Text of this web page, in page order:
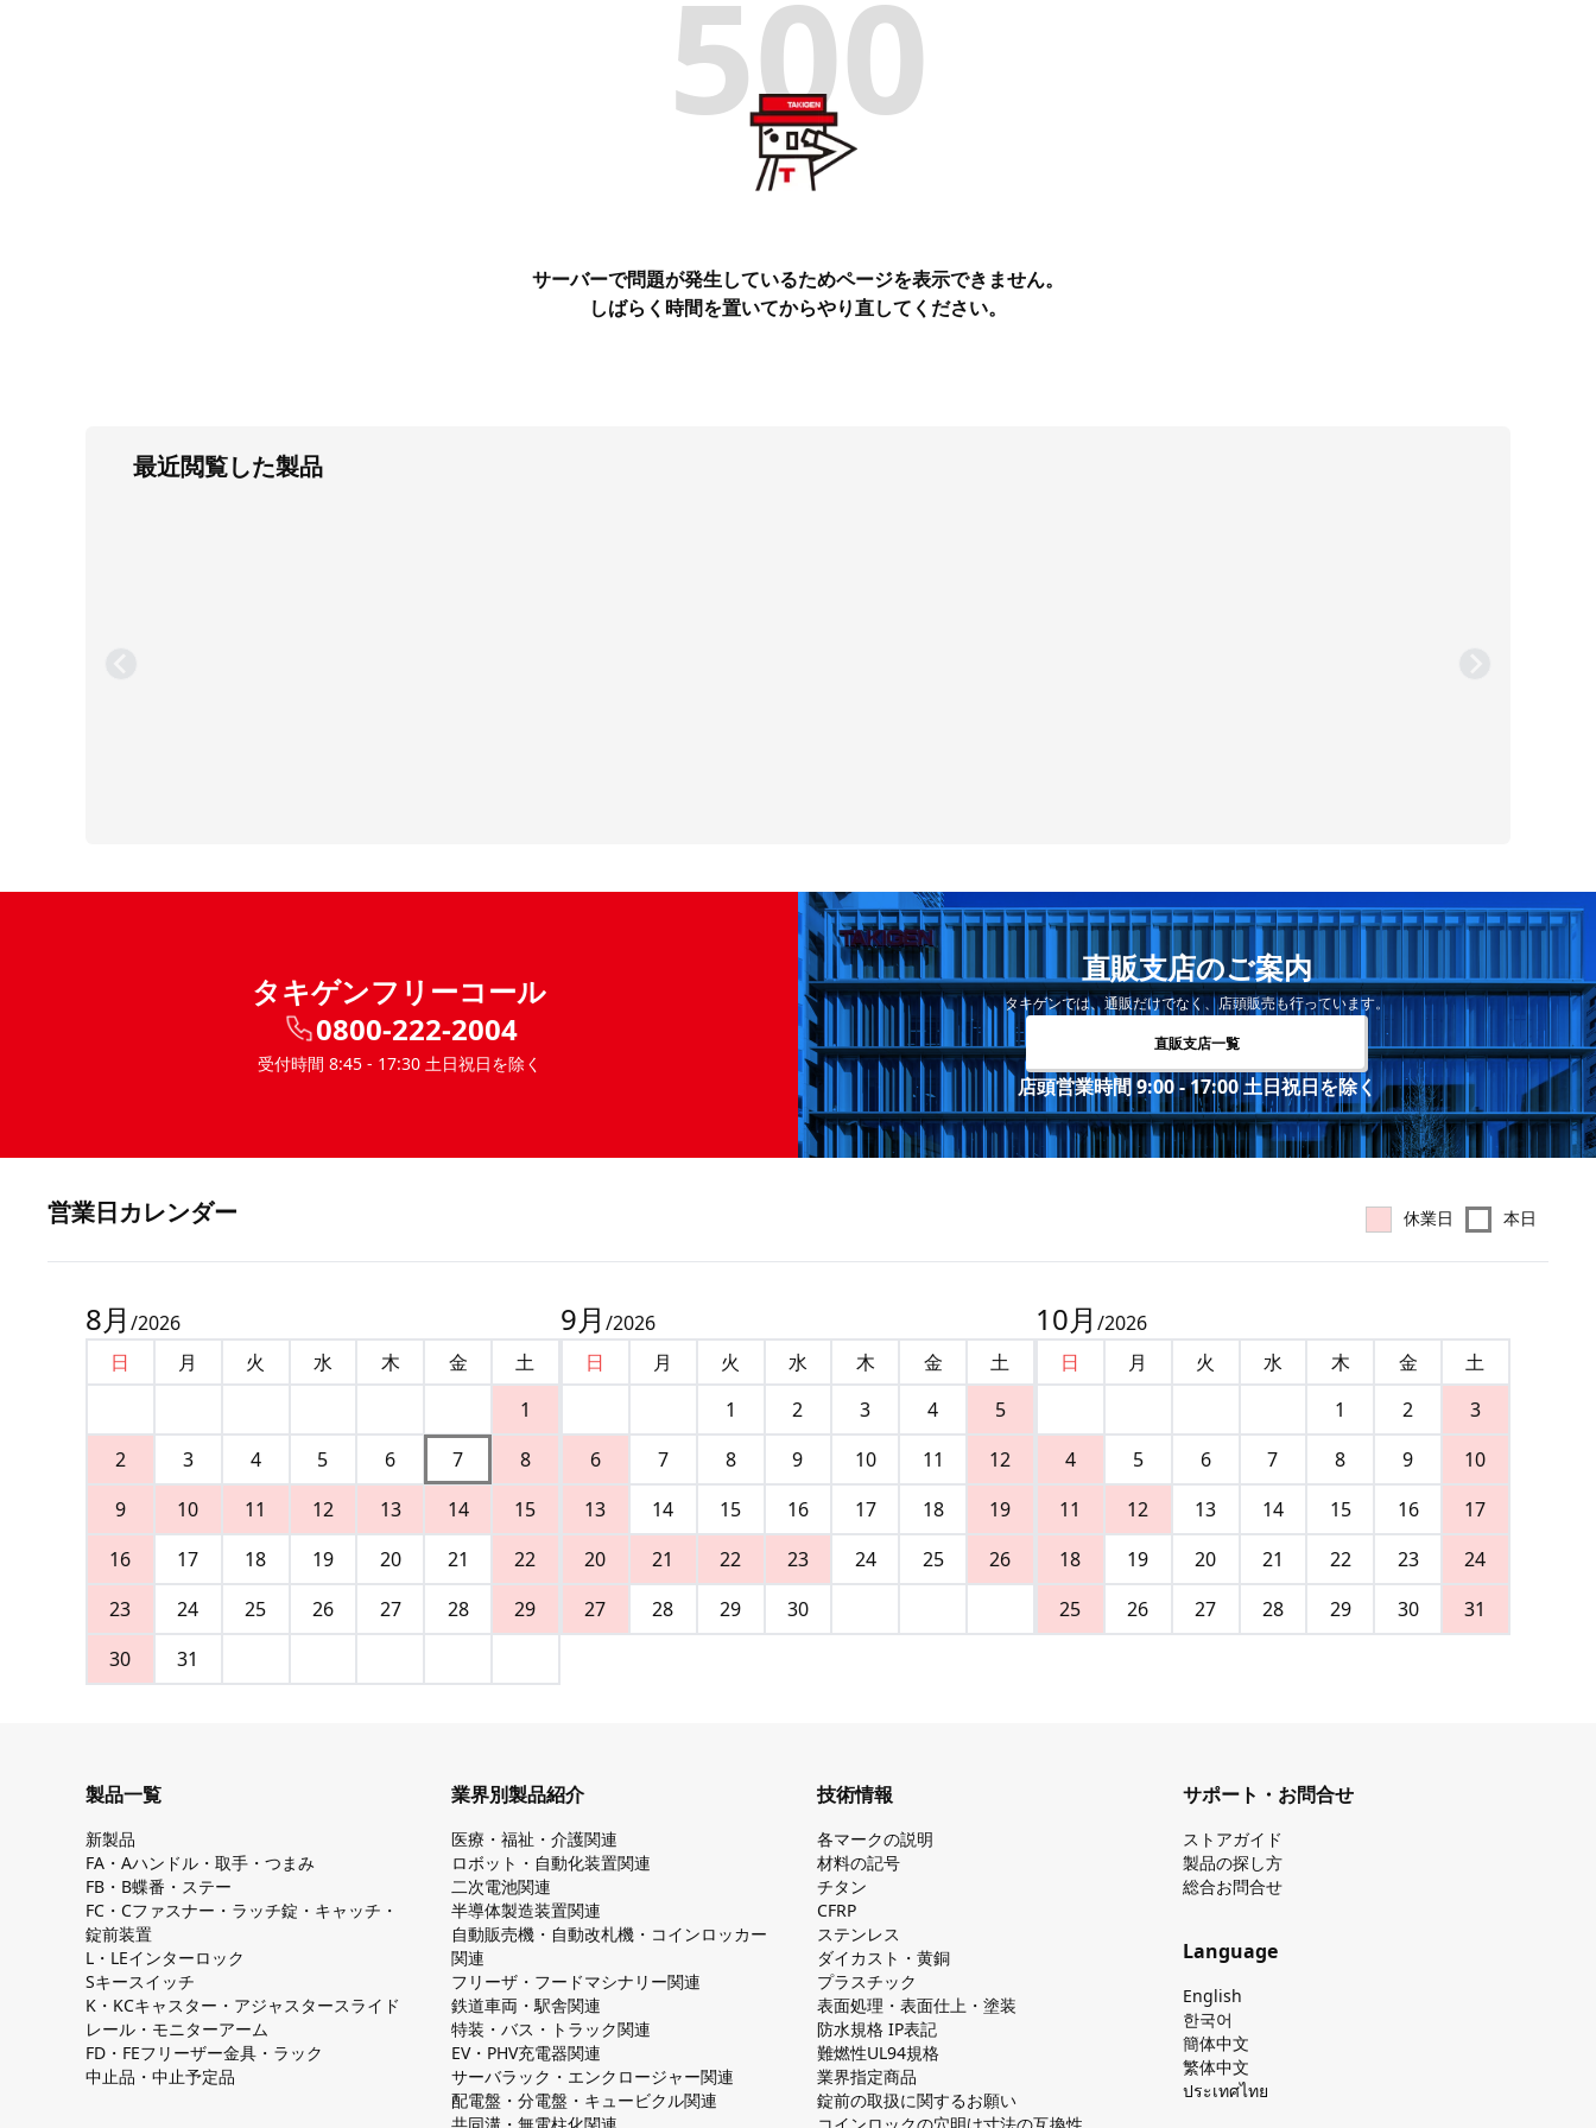
500
サーバーで問題が発生しているためページを表示できません。
しばらく時間を置いてからやり直してください。
最近閲覧した製品
タキゲンフリーコール
0800-222-2004
受付時間 8:45 - 17:30 土日祝日を除く
直販支店のご案内
タキゲンでは、通販だけでなく、店頭販売も行っています。
直販支店一覧
店頭営業時間 9:00 - 17:00 土日祝日を除く
営業⽇カレンダー 休業日 本日
8月 /2026
日
月 火 水 木 金
土
1
2
3 4 5 6 7
8
9
10 11 12 13 14
15
16
17 18 19 20 21
22
23
24 25 26 27 28
29
30
31
9月 /2026
日
月 火 水 木 金
土
1
2 3 4
5
6
7 8 9 10 11
12
13
14 15 16 17 18
19
20
21 22 23 24 25
26
27
28 29 30
10月 /2026
日
月 火 水 木 金
土
1
2
3
4
5 6 7 8 9
10
11
12 13 14 15 16
17
18
19 20 21 22 23
24
25
26 27 28 29 30 31
製品一覧
新製品
FA・Aハンドル・取手・つまみ
FB・B蝶番・ステー
FC・Cファスナー・ラッチ錠・キャッチ・
錠前装置
L・LEインターロック
Sキースイッチ
K・KCキャスター・アジャスタースライド
レール・モニターアーム
FD・FEフリーザー金具・ラック
中止品・中止予定品
業界別製品紹介
医療・福祉・介護関連
ロボット・自動化装置関連
二次電池関連
半導体製造装置関連
自動販売機・自動改札機・コインロッカー
関連
フリーザ・フードマシナリー関連
鉄道車両・駅舎関連
特装・バス・トラック関連
EV・PHV充電器関連
サーバラック・エンクロージャー関連
配電盤・分電盤・キュービクル関連
技術情報
各マークの説明
材料の記号
チタン
CFRP
ステンレス
ダイカスト・⻩銅
プラスチック
表面処理・表面仕上・塗装
防⽔規格 IP表記
難燃性UL94規格
業界指定商品
錠前の取扱に関するお願い
サポート・お問合せ
ストアガイド
製品の探し⽅
総合お問合せ
Language
English
한국어
簡体中文
繁体中文
ประเทศไทย